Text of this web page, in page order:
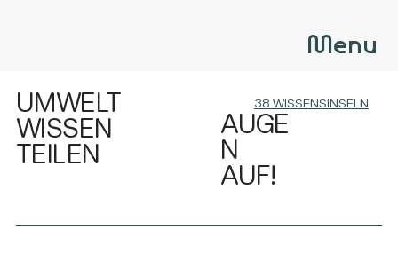
Menu
UMWELT
WISSEN
TEILEN
38 WISSENSINSELN
AUGE
N
AUF!